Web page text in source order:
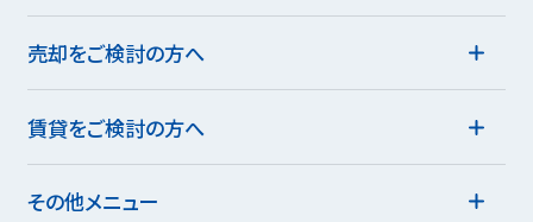
売却をご検討の方へ
賃貸をご検討の方へ
その他メニュー